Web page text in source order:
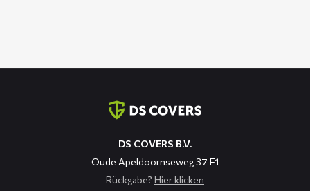
DS COVERS B.V.
Oude Apeldoornseweg 37 E1
Rückgabe? Hier klicken